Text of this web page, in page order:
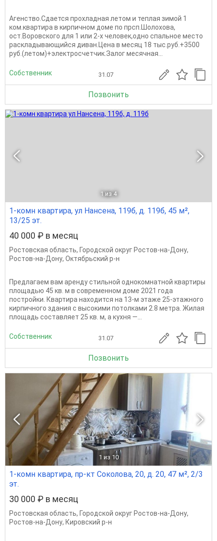
Агенство.Сдается прохладная летом и теплая зимой 1
ком.квартира в кирпичном доме по прсп.Шолохова,
ост.Воровского для 1 или 2-х человек,одно спальное место
раскладывающийся диван.Цена в месяц 18 тыс.руб.+3500
руб.(летом)+электросчетчик.Залог месячная...
Собственник 31.07
Позвонить
1 из 4
1-комн квартира, ул Нансена, 119б, д. 119б, 45 м²,
13/25 эт.
40 000 ₽ в месяц
Ростовская область, Городской округ Ростов-на-Дону,
Ростов-на-Дону, Октябрьский р-н
Предлагаем вам аренду стильной однокомнатной квартиры
площадью 45 кв. м в современном доме 2021 года
постройки. Квартира находится на 13-м этаже 25-этажного
кирпичного здания с высокими потолками 2.8 метра. Жилая
площадь составляет 25 кв. м, а кухня —...
Собственник 31.07
Позвонить
1 из 10
1-комн квартира, пр-кт Соколова, 20, д. 20, 47 м², 2/3
эт.
30 000 ₽ в месяц
Ростовская область, Городской округ Ростов-на-Дону,
Ростов-на-Дону, Кировский р-н